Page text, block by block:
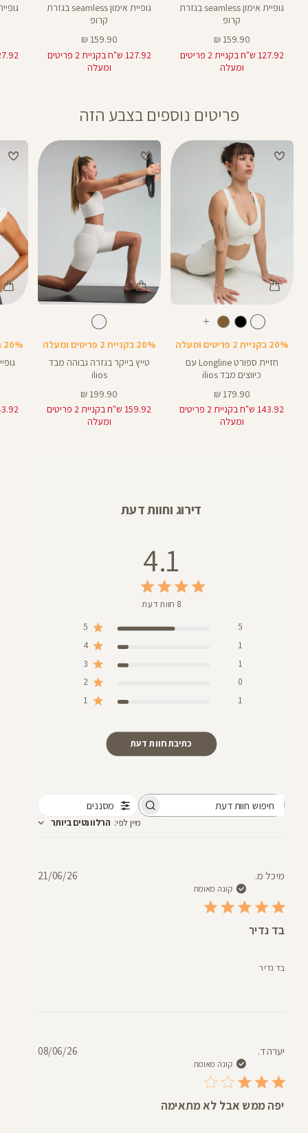
גופיית אימון seamless בגזרת
קרופ
מחיר
מוצר
159.90 ₪
127.92 ש"ח בקניית 2 פריטים
ומעלה
גופיית אימון seamless בגזרת
קרופ
מחיר
מוצר
159.90 ₪
127.92 ש"ח בקניית 2 פריטים
ומעלה
פריטים נוספים בצבע הזה
צבע
לבן
עוד
20% בקניית 2 פריטים ומעלה
חזיית ספורט Longline עם
כיווצים מבד ilios
מחיר
מוצר
179.90 ₪
143.92 ש"ח בקניית 2 פריטים
ומעלה
צבעלבן
20% בקניית 2 פריטים ומעלה
טייץ בייקר בגזרה גבוהה מבד
ilios
מחיר
מוצר
199.90 ₪
159.92 ש"ח בקניית 2 פריטים
ומעלה
20% בקניית 2 פריטים ומעלה
דירוג וחוות דעת
4.1
8 חוות דעת
5
5
4
1
3
1
2 0
1 1
כתיבת חוות דעת
מסננים
מיין לפי: הרלוונטים ביותר
מיכל מ.
קונה מאומת
בד נדיר
בד נדיר
21/06/26
יערה ד.
קונה מאומת
יפה ממש אבל לא מתאימה
תאריך08/06/26